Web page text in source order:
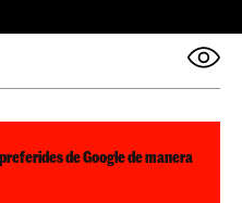
de Google de manera